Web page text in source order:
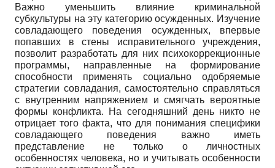
Важно уменьшить влияние криминальной
субкультуры на эту категорию осужденных. Изучение
совладающего поведения осужденных, впервые
попавших в стены исправительного учреждения,
позволит разработать для них психокоррекционные
программы, направленные на формирование
способности применять социально одобряемые
стратегии совладания, самостоятельно справляться
с внутренним напряжением и смягчать вероятные
формы конфликта. На сегодняшний день никто не
отрицает того факта, что для понимания специфики
совладающего поведения важно иметь
представление не только о личностных
особенностях человека, но и учитывать особенности